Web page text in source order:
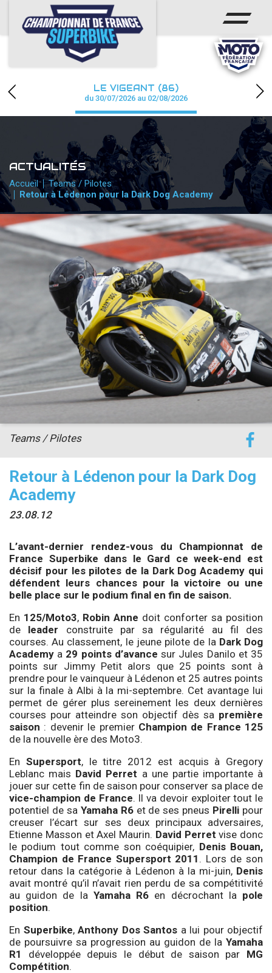
ACCUEIL
CHAMPIONNAT
CALENDRIER
PHOTOS / WEB TV
PARTENAIRES
PRESSE
PRESSE
accéder à la billetterie
LE VIGEANT (86)
du 30/07/2026 au 02/08/2026
ACTUALITÉS
Accueil
Teams / Pilotes
Retour à Lédenon pour la Dark Dog Academy
Retour à Lédenon pour la Dark Dog
Academy
23.08.12
Teams / Pilotes
L’avant-dernier rendez-vous du Championnat de
France Superbike dans le Gard ce week-end est
décisif pour les pilotes de la Dark Dog Academy qui
défendent leurs chances pour la victoire ou une
belle place sur le podium final en fin de saison.
En 125/Moto3, Robin Anne doit conforter sa position
de leader construite par sa régularité au fil des
courses. Au classement, le jeune pilote de la Dark Dog
Academy a 29 points d’avance sur Jules Danilo et 35
points sur Jimmy Petit alors que 25 points sont à
prendre pour le vainqueur à Lédenon et 25 autres points
sur la finale à Albi à la mi-septembre. Cet avantage lui
permet de gérer plus sereinement les deux dernières
courses pour atteindre son objectif dès sa première
saison : devenir le premier Champion de France 125
de la nouvelle ère des Moto3.
En Supersport, le titre 2012 est acquis à Gregory
Leblanc mais David Perret a une partie importante à
jouer sur cette fin de saison pour conserver sa place de
vice-champion de France. Il va devoir exploiter tout le
potentiel de sa Yamaha R6et de ses pneus Pirelli pour
creuser l’écart sur ses deux principaux adversaires,
Etienne Masson et Axel Maurin. David Perret vise donc
le podium tout comme son coéquipier, Denis Bouan,
Champion de France Supersport 2011 . Lors de son
retour dans la catégorie à Lédenon à la mi-juin, Denis
avait montré qu’il n’avait rien perdu de sa compétitivité
au guidon de la Yamaha R6 en décrochant la pole
position.
En Superbike, Anthony Dos Santos a lui pour objectif
de poursuivre sa progression au guidon de la Yamaha
R1
développée depuis le début de saison par MG
Compétition.